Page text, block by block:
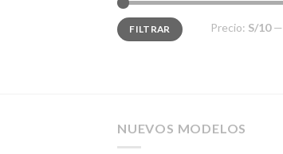
Precio
mínimo
Precio
máximo
FILTRAR Precio: S/10—
NUEVOS MODELOS